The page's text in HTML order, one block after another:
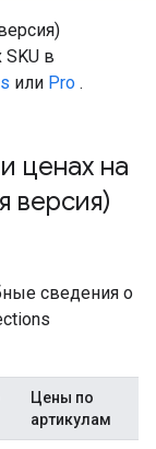
в
или Pro .
ценах на
версия)
сведения о
Цены по
артикулам